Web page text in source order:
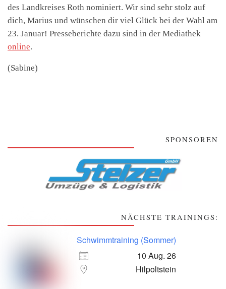
des Landkreises Roth nominiert. Wir sind sehr stolz auf
dich, Marius und wünschen dir viel Glück bei der Wahl am
23. Januar! Presseberichte dazu sind in der Mediathek
online.
(Sabine)
SPONSOREN
NÄCHSTE TRAININGS:
Schwimmtraining (Sommer)
10 Aug. 26
Hilpoltstein